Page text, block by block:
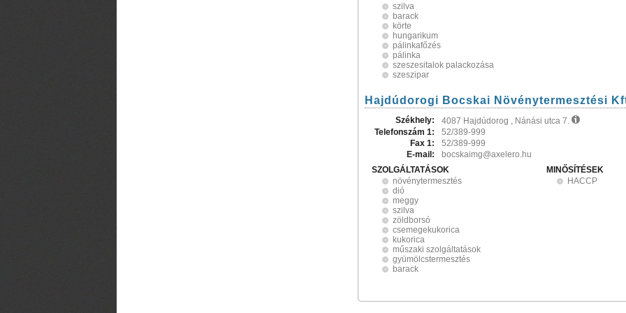
szilva
barack
körte
hungarikum
pálinkafőzés
pálinka
szeszesitalok palackozása
szeszipar
Hajdúdorogi Bocskai Növénytermesztési
Székhely:
4087 Hajdúdorog , Nánási utca 7.
Telefonszám 1:
52/389-999
Fax 1:
52/389-999
E-mail:
bocskaimg@axelero.hu
SZOLGÁLTATÁSOK
növénytermesztés
dió
meggy
szilva
zöldborsó
csemegekukorica
kukorica
műszaki szolgáltatások
gyümölcstermesztés
barack
MINŐSÍTÉSEK
HACCP